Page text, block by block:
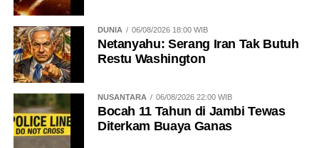
DUNIA 06/08/2026 18:00 WIB
Netanyahu: Serang Iran Tak Butuh
Restu Washington
NUSANTARA 06/08/2026 22:00 WIB
Bocah 11 Tahun di Jambi Tewas
Diterkam Buaya Ganas